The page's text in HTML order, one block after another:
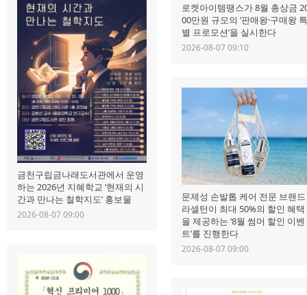
로켓아이템땡스가 8월 총상금
00만원 규모의 ‘판매왕·구매왕
별 프로모션’을 실시한다
2026-08-07 09:10
금천구립금나래도서관에서 운영
하는 2026년 지혜학교 ‘현재의 시
간과 만나는 철학지도’ 홍보물
2026-08-07 09:00
문제성 손발톱 케어 전문 브랜드
라셀턴이 최대 50%의 할인 혜택
을 제공하는 ‘8월 썸머 할인 이벤
트’를 진행한다
2026-08-07 09:00